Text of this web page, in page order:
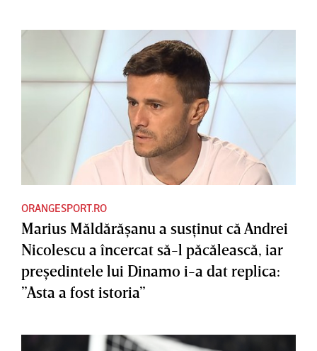
ORANGESPORT.RO
Marius Măldărăşanu a susţinut că Andrei
Nicolescu a încercat să-l păcălească, iar
preşedintele lui Dinamo i-a dat replica:
”Asta a fost istoria”